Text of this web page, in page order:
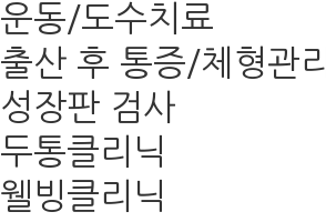
운동/도수치료
출산 후 통증/체형관리
성장판 검사
두통클리닉
웰빙클리닉